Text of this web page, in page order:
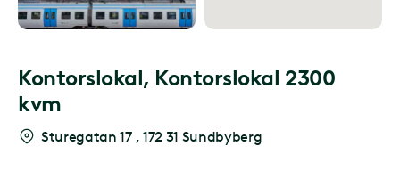
Kontorslokal, Kontorslokal 2300
kvm
Sturegatan 17 , 172 31 Sundbyberg